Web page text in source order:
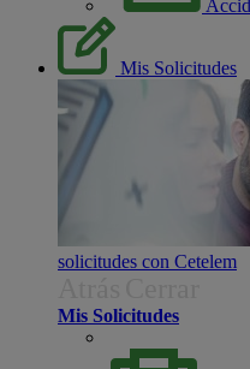
Mis Solicitudes
solicitudes con Cetelem
Mis Solicitudes